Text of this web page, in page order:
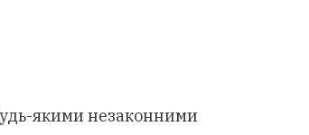
якими незаконними